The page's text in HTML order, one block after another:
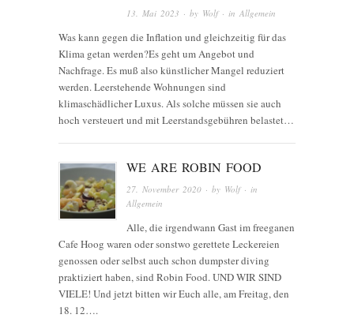
13. Mai 2023 · by Wolf· inAllgemein
Was kann gegen die Inflation und gleichzeitig für das
Klima getan werden?Es geht um Angebot und
Nachfrage. Es muß also künstlicher Mangel reduziert
werden. Leerstehende Wohnungen sind
klimaschädlicher Luxus. Als solche müssen sie auch
hoch versteuert und mit Leerstandsgebühren belastet…
WE ARE ROBIN FOOD
27. November 2020 · by Wolf· in
Allgemein
Alle, die irgendwann Gast im freeganen
Cafe Hoog waren oder sonstwo gerettete Leckereien
genossen oder selbst auch schon dumpster diving
praktiziert haben, sind Robin Food. UND WIR SIND
VIELE! Und jetzt bitten wir Euch alle, am Freitag, den
18. 12….